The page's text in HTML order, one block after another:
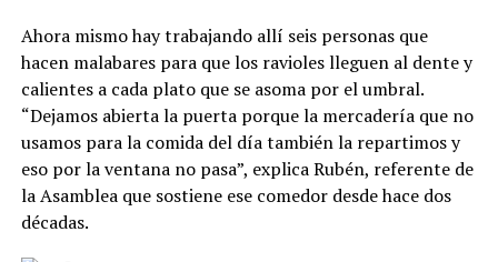
Ahora mismo hay trabajando allí seis personas que
hacen malabares para que los ravioles lleguen al dente y
calientes a cada plato que se asoma por el umbral.
“Dejamos abierta la puerta porque la mercadería que no
usamos para la comida del día también la repartimos y
eso por la ventana no pasa”, explica Rubén, referente de
la Asamblea que sostiene ese comedor desde hace dos
décadas.